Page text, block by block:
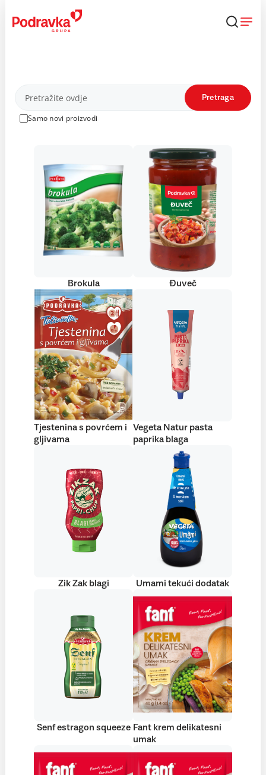
content
Proizvodi
Samo novi proizvodi
Pretraga
Brokula Đuveč
Tjestenina s povrćem i
gljivama
Vegeta Natur pasta
paprika blaga
Zik Zak blagi Umami tekući dodatak
Senf estragon squeeze Fant krem delikatesni
umak